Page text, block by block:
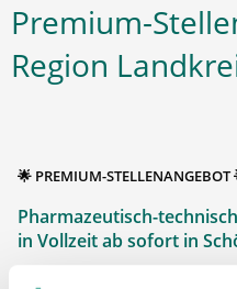
Premium-
Region
🌟 PREMIUM-STELLENANGEBOT
Pharmazeutisch-
in Vollzeit ab sofort in